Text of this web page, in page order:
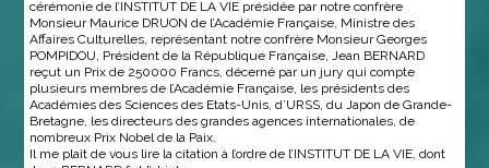
cérémonie de l’INSTITUT DE LA VIE présidée par notre confrère
Monsieur Maurice DRUON de l’Académie Française, Ministre des
Affaires Culturelles, représentant notre confrère Monsieur Georges
POMPIDOU, Président de la République Française, Jean BERNARD
reçut un Prix de 250000 Francs, décerné par un jury qui compte
plusieurs membres de l’Académie Française, les présidents des
Académies des Sciences des Etats-Unis, d’URSS, du Japon de Grande-
Bretagne, les directeurs des grandes agences internationales, de
nombreux Prix Nobel de la Paix.
Il me plaît de vous lire la citation à l’ordre de l’INSTITUT DE LA VIE, dont